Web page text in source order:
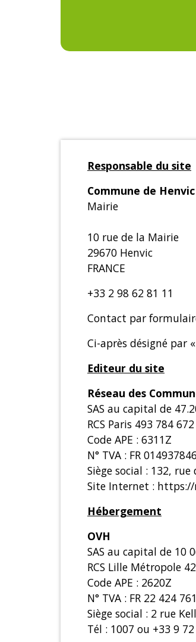
Responsable du site
Commune de Henvic
Mairie
10 rue de la Mairie
29670 Henvic
FRANCE
+33 2 98 62 81 11
Contact par
Ci-après désigné par
Editeur du site
Réseau des
SAS au capital de
RCS Paris 493 784 672
Code APE : 6311Z
N° TVA : FR
Siège social : 132,
Site Internet : https://
Hébergement
OVH
SAS au capital de 10
RCS Lille Métropole
Code APE : 2620Z
N° TVA : FR 22 424
Siège social : 2 rue
Tél : 1007 ou +33 9